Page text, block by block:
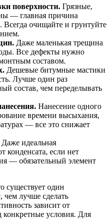
поверхности. Грязные,
— главная причина
Всегда очищайте и грунтуйте
Даже маленькая трещина
Все дефекты нужно
составом.
Дешевые битумные мастики
Лучше один раз
состав, чем переделывать
Нанесение одного
времени высыхания,
— все это снижает
Даже идеальная
конденсата, если нет
— обязательный элемент
существует один
чем лучше сделать
зависит от
конкретные условия. Для